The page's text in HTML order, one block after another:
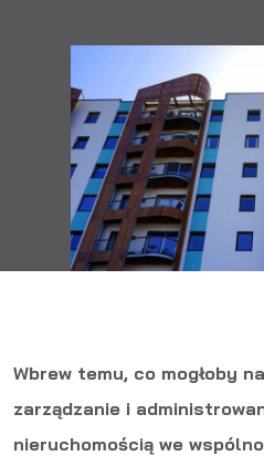
Wbrew temu, co mogłoby
zarządzanie i
nieruchomością we